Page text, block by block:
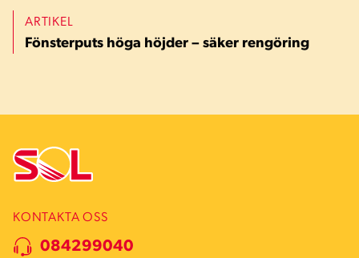
ARTIKEL
Fönsterputs höga höjder – säker rengöring
KONTAKTA OSS
084299040